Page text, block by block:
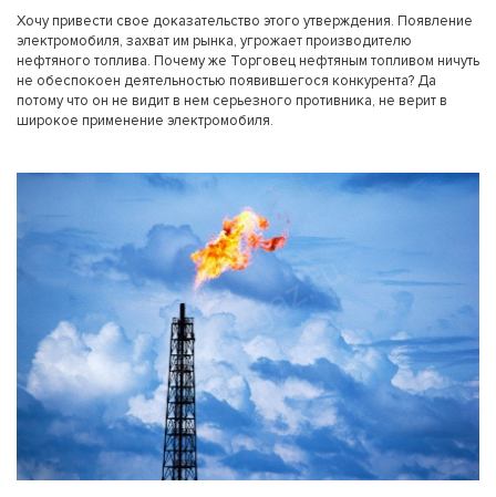
Хочу привести свое доказательство этого утверждения. Появление
электромобиля, захват им рынка, угрожает производителю
нефтяного топлива. Почему же Торговец нефтяным топливом ничуть
не обеспокоен деятельностью появившегося конкурента? Да
потому что он не видит в нем серьезного противника, не верит в
широкое применение электромобиля.